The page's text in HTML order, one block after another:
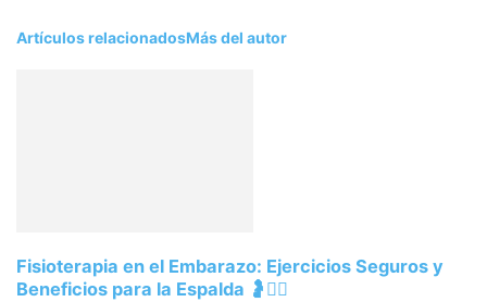
Artículos relacionadosMás del autor
Fisioterapia en el Embarazo: Ejercicios Seguros y
Beneficios para la Espalda 🤰💆‍♀️